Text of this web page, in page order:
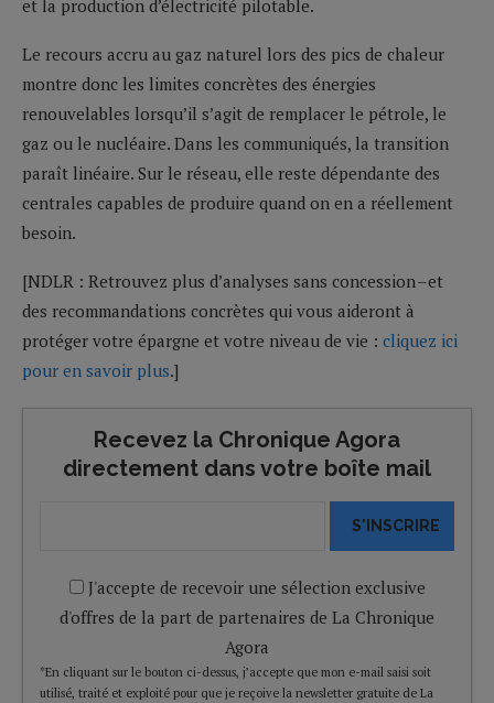
et la production d’électricité pilotable.
Le recours accru au gaz naturel lors des pics de chaleur
montre donc les limites concrètes des énergies
renouvelables lorsqu’il s’agit de remplacer le pétrole, le
gaz ou le nucléaire. Dans les communiqués, la transition
paraît linéaire. Sur le réseau, elle reste dépendante des
centrales capables de produire quand on en a réellement
besoin.
[NDLR : Retrouvez plus d’analyses sans concession – et
des recommandations concrètes qui vous aideront à
protéger votre épargne et votre niveau de vie : cliquez ici
pour en savoir plus.]
Recevez la Chronique Agora
directement dans votre boîte mail
S'INSCRIRE
J'accepte de recevoir une sélection exclusive
d'offres de la part de partenaires de La Chronique
Agora
*En cliquant sur le bouton ci-dessus, j’accepte que mon e-mail saisi soit
utilisé, traité et exploité pour que je reçoive la newsletter gratuite de La